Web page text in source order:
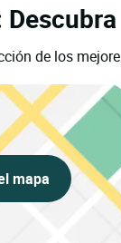
de los
mapa